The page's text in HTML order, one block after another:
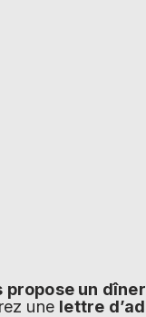
propose un
une lettre